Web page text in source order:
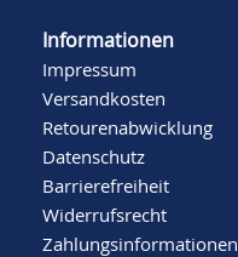
Informationen
Impressum
Versandkosten
Retourenabwicklung
Datenschutz
Barrierefreiheit
Widerrufsrecht
Zahlungsinformationen